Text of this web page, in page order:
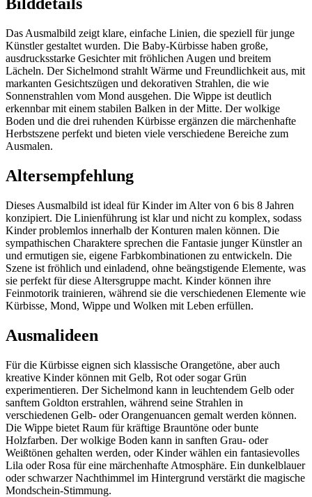
Das Ausmalbild zeigt klare, einfache Linien, die speziell für junge
Künstler gestaltet wurden. Die Baby-Kürbisse haben große,
ausdrucksstarke Gesichter mit fröhlichen Augen und breitem
Lächeln. Der Sichelmond strahlt Wärme und Freundlichkeit aus, mit
markanten Gesichtszügen und dekorativen Strahlen, die wie
Sonnenstrahlen vom Mond ausgehen. Die Wippe ist deutlich
erkennbar mit einem stabilen Balken in der Mitte. Der wolkige
Boden und die drei ruhenden Kürbisse ergänzen die märchenhafte
Herbstszene perfekt und bieten viele verschiedene Bereiche zum
Ausmalen.
Altersempfehlung
Dieses Ausmalbild ist ideal für Kinder im Alter von 6 bis 8 Jahren
konzipiert. Die Linienführung ist klar und nicht zu komplex, sodass
Kinder problemlos innerhalb der Konturen malen können. Die
sympathischen Charaktere sprechen die Fantasie junger Künstler an
und ermutigen sie, eigene Farbkombinationen zu entwickeln. Die
Szene ist fröhlich und einladend, ohne beängstigende Elemente, was
sie perfekt für diese Altersgruppe macht. Kinder können ihre
Feinmotorik trainieren, während sie die verschiedenen Elemente wie
Kürbisse, Mond, Wippe und Wolken mit Leben erfüllen.
Ausmalideen
Für die Kürbisse eignen sich klassische Orangetöne, aber auch
kreative Kinder können mit Gelb, Rot oder sogar Grün
experimentieren. Der Sichelmond kann in leuchtendem Gelb oder
sanftem Goldton erstrahlen, während seine Strahlen in
verschiedenen Gelb- oder Orangenuancen gemalt werden können.
Die Wippe bietet Raum für kräftige Brauntöne oder bunte
Holzfarben. Der wolkige Boden kann in sanften Grau- oder
Weißtönen gehalten werden, oder Kinder wählen ein fantasievolles
Lila oder Rosa für eine märchenhafte Atmosphäre. Ein dunkelblauer
oder schwarzer Nachthimmel im Hintergrund verstärkt die magische
Mondschein-Stimmung.